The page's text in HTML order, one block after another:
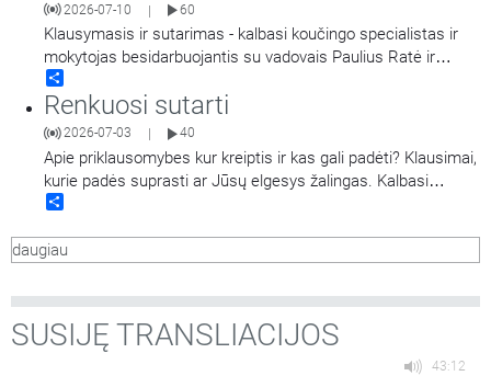
2026-07-10 | 60
Klausymasis ir sutarimas - kalbasi koučingo specialistas ir
mokytojas besidarbuojantis su vadovais Paulius Ratė ir
psichologinės-emocinės sveikatos specialistė Janina
Sabaitė.
Renkuosi sutarti
2026-07-03 40
Apie priklausomybes kur kreiptis ir kas gali padėti? Klausimai,
kurie padės suprasti ar Jūsų elgesys žalingas. Kalbasi
psichoterapeutas, priklausomybių ligų konsultantas Andrius
psichologė Rita Kievišienė.
daugiau
SUSIJĘ TRANSLIACIJOS
43:12